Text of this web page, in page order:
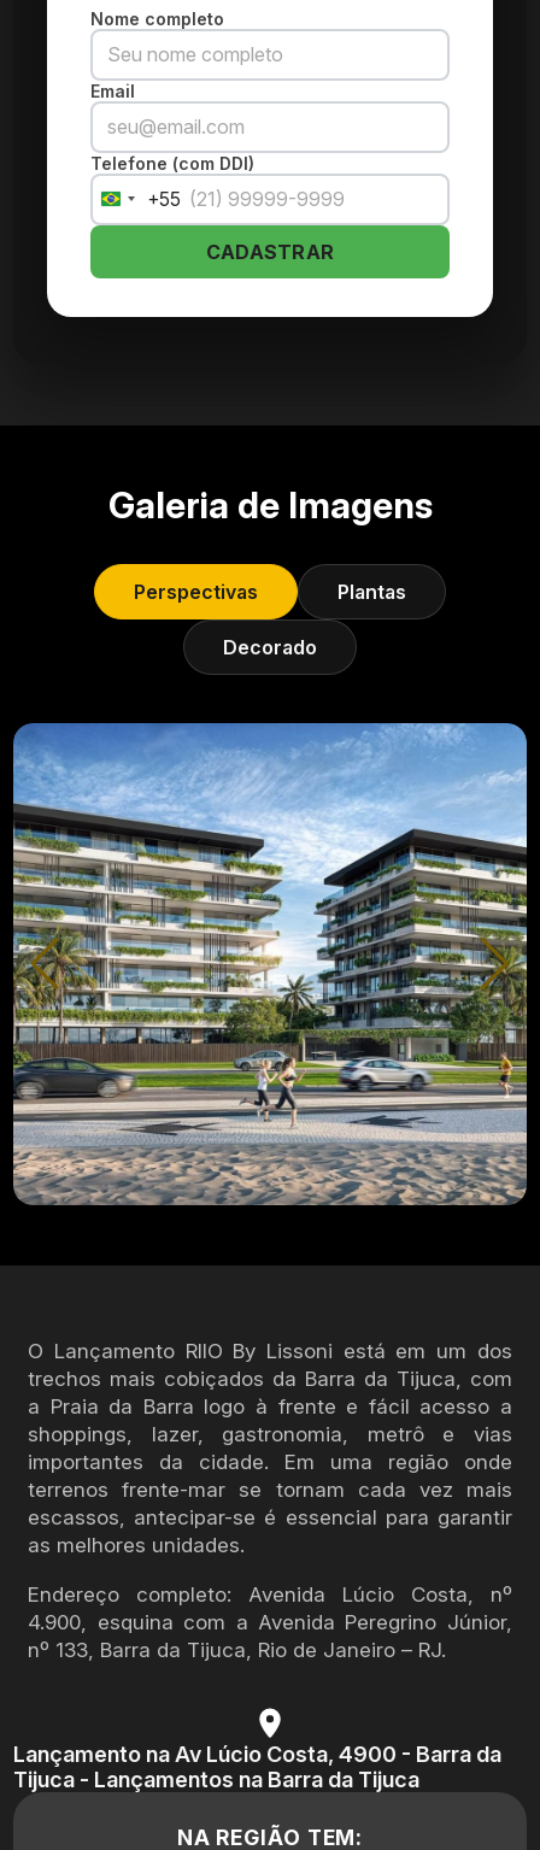
Nome completo
Email
Telefone (com DDI)
Brazil
+55
+55
CADASTRAR
Galeria de Imagens
Perspectivas Plantas
Decorado
O Lançamento RIIO By Lissoni está em um dos
trechos mais cobiçados da Barra da Tijuca, com
a Praia da Barra logo à frente e fácil acesso a
shoppings, lazer, gastronomia, metrô e vias
importantes da cidade. Em uma região onde
terrenos frente-mar se tornam cada vez mais
escassos, antecipar-se é essencial para garantir
as melhores unidades.
Endereço completo: Avenida Lúcio Costa, nº
4.900, esquina com a Avenida Peregrino Júnior,
nº 133, Barra da Tijuca, Rio de Janeiro – RJ.
Lançamento na Av Lúcio Costa, 4900 - Barra da
Tijuca - Lançamentos na Barra da Tijuca
NA REGIÃO TEM: